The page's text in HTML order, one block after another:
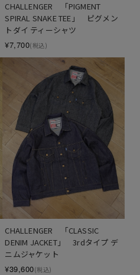
CHALLENGER　「PIGMENT
SPIRAL SNAKE TEE」　ピグメン
トダイ ティーシャツ
¥7,700(税込)
CHALLENGER　「CLASSIC
DENIM JACKET」　3rdタイプ デ
ニムジャケット
¥39,600(税込)